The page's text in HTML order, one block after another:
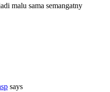
malu sama semangatny
says